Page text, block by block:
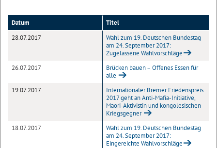
Datum
Titel
28.07.2017
Wahl zum 19. Deutschen Bundestag
am 24. September 2017:
Zugelassene Wahlvorschläge
26.07.2017
Brücken bauen – Offenes Essen für
alle
19.07.2017
Internationaler Bremer Friedenspreis
2017 geht an Anti-Mafia-Initiative,
Maori-Aktivistin und kongolesischen
Kriegsgegner
18.07.2017
Wahl zum 19. Deutschen Bundestag
am 24. September 2017:
Eingereichte Wahlvorschläge